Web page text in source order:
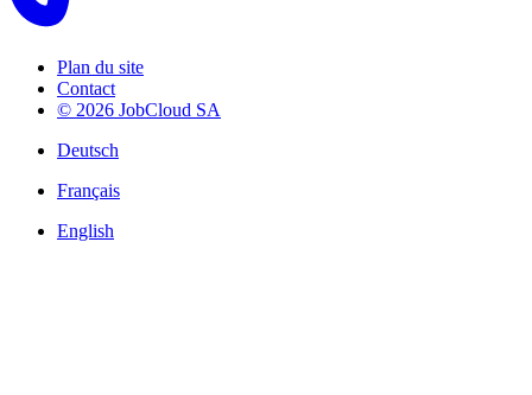
Plan du site
Contact
© 2026 JobCloud SA
Deutsch
Français
English